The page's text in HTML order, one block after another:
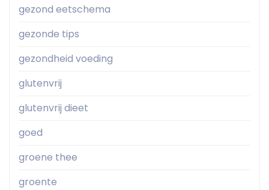
gezond eetschema
gezonde tips
gezondheid voeding
glutenvrij
glutenvrij dieet
goed
groene thee
groente